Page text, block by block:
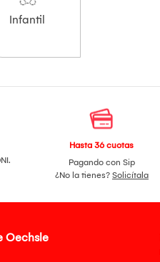
Infantil
Hasta 36 cuotas
Pagando con Sip
¿No la tienes? Solicítala
Oechsle